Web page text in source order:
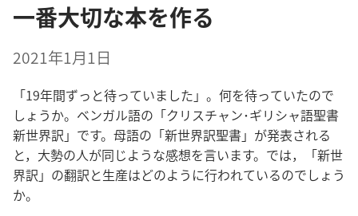
一番大切な本を作る
2021年1月1日
「19年間ずっと待っていました」。 何を待っていたので
しょうか。ベンガル語の「クリスチャン･ギリシャ語聖書
新世界訳 」です。 母語の「新世界訳聖書 」が発表される
と， 大勢の人が同じような感想を言います。では，「新世
界訳 」の翻訳と生産はどのように行われているのでしょう
か。